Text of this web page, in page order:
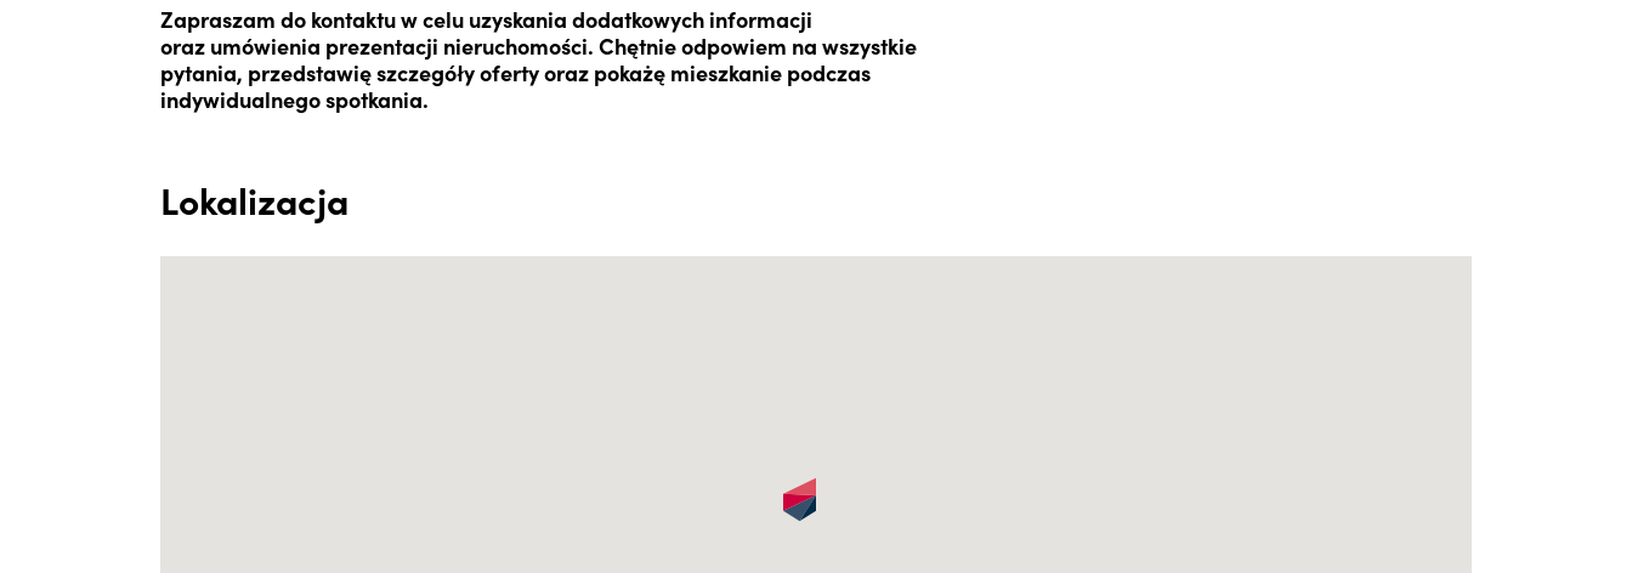
Zapraszam do kontaktu w celu uzyskania dodatkowych informacji
oraz umówienia prezentacji nieruchomości. Chętnie odpowiem na wszystkie
pytania, przedstawię szczegóły oferty oraz pokażę mieszkanie podczas
indywidualnego spotkania.
Lokalizacja